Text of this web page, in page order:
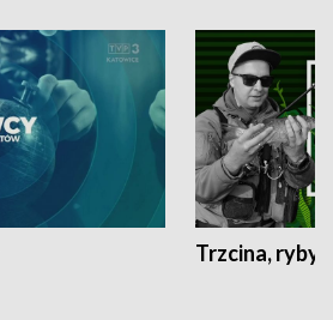
Trzcina, ryby